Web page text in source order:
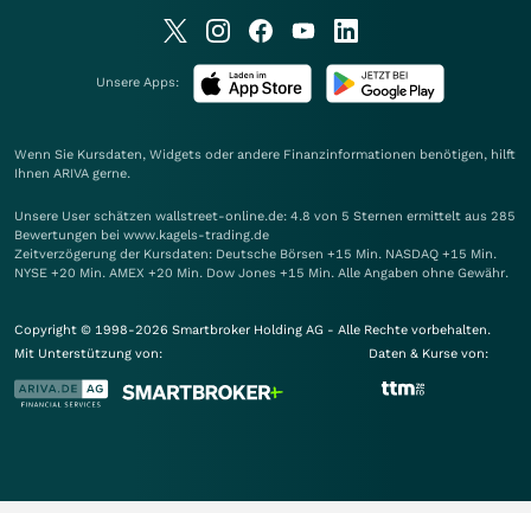
Unsere Apps:
Wenn Sie Kursdaten, Widgets oder andere Finanzinformationen benötigen, hilft
Ihnen ARIVA gerne.
Unsere User schätzen wallstreet-online.de: 4.8 von 5 Sternen ermittelt aus 285
Bewertungen bei www.kagels-trading.de
Zeitverzögerung der Kursdaten: Deutsche Börsen +15 Min. NASDAQ +15 Min.
NYSE +20 Min. AMEX +20 Min. Dow Jones +15 Min. Alle Angaben ohne Gewähr.
Copyright © 1998-2026 Smartbroker Holding AG - Alle Rechte vorbehalten.
Mit Unterstützung von:
Daten & Kurse von: